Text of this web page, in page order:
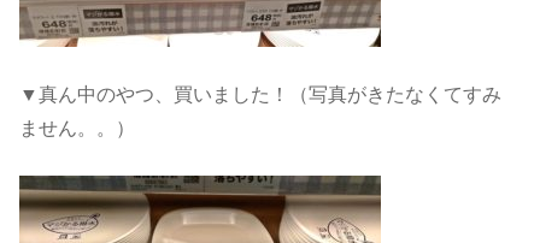
▼真ん中のやつ、買いました！（写真がきたなくてすみ
ません。。）